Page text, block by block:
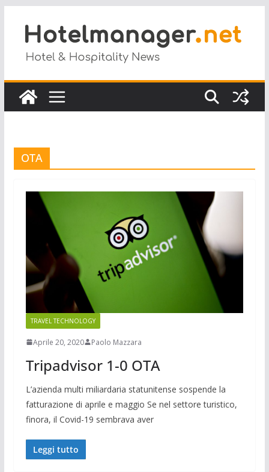
OTA
TRAVEL TECHNOLOGY
Aprile 20, 2020 Paolo Mazzara
Tripadvisor 1-0 OTA
L’azienda multi miliardaria statunitense sospende la
fatturazione di aprile e maggio Se nel settore turistico,
finora, il Covid-19 sembrava aver
Leggi tutto